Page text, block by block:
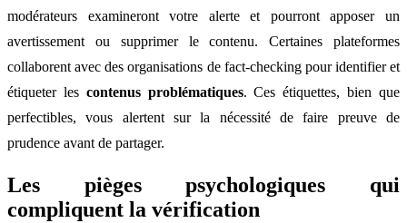
modérateurs examineront votre alerte et pourront apposer un
avertissement ou supprimer le contenu. Certaines plateformes
collaborent avec des organisations de fact-checking pour identifier et
étiqueter les contenus problématiques. Ces étiquettes, bien que
perfectibles, vous alertent sur la nécessité de faire preuve de
prudence avant de partager.
Les pièges psychologiques qui
compliquent la vérification